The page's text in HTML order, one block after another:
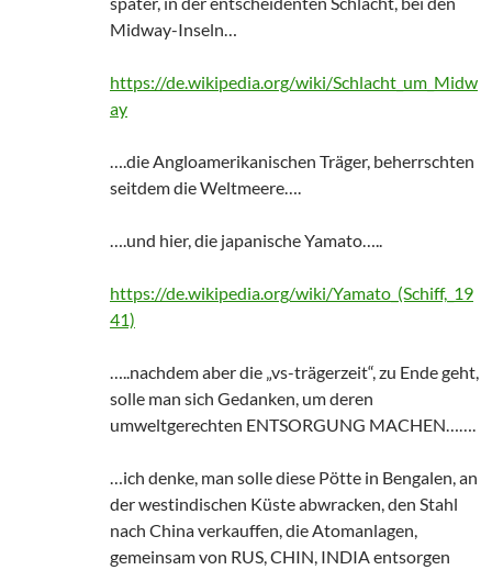
Midway-Inseln…
https://de.wikipedia.org/wiki/Schlacht_um_Midw
ay
….die Angloamerikanischen Träger, beherrschten
seitdem die Weltmeere….
….und hier, die japanische Yamato…..
https://de.wikipedia.org/wiki/Yamato_(Schiff,_19
41)
…..nachdem aber die „vs-trägerzeit“, zu Ende geht,
solle man sich Gedanken, um deren
umweltgerechten ENTSORGUNG MACHEN…….
…ich denke, man solle diese Pötte in Bengalen, an
der westindischen Küste abwracken, den Stahl
nach China verkauffen, die Atomanlagen,
gemeinsam von RUS, CHIN, INDIA entsorgen